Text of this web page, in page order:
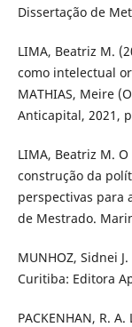
Dissertação de
LIMA, Beatriz M.
como intelectual
MATHIAS, Meire
Anticapital, 2021,
LIMA, Beatriz M.
construção da
perspectivas para
de Mestrado.
MUNHOZ, Sidnei
Curitiba: Editora
PACKENHAN, R.